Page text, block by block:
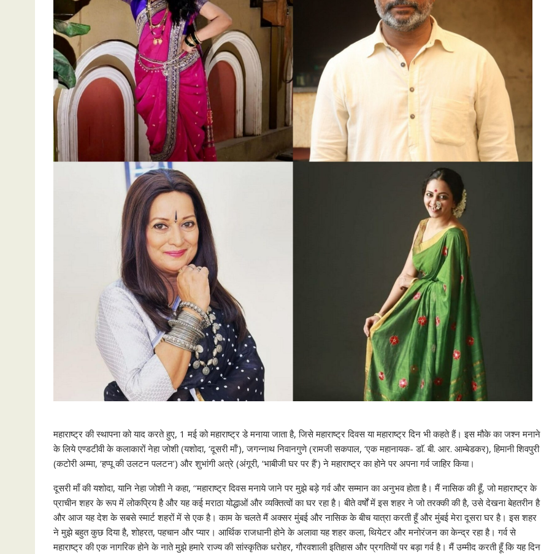
महाराष्ट्र की स्थापना को याद करते हुए, 1 मई को महाराष्ट्र डे मनाया जाता है, जिसे महाराष्ट्र दिवस या महाराष्ट्र दिन भी कहते हैं। इस मौके का जश्न मनाने
के लिये एण्डटीवी के कलाकारों नेहा जोशी (यशोदा, ‘दूसरी माँ’), जगन्नाथ निवानगुणे (रामजी सकपाल, ‘एक महानायक- डाॅ. बी. आर. आम्बेडकर), हिमानी शिवपुरी
(कटोरी अम्मा, ‘हप्पू की उलटन पलटन’) और शुभांगी अत्रे (अंगूरी, ‘भाबीजी घर पर हैं’) ने महाराष्ट्र का होने पर अपना गर्व जाहिर किया।
दूसरी माँ की यशोदा, यानि नेहा जोशी ने कहा, ‘‘महाराष्ट्र दिवस मनाये जाने पर मुझे बड़े गर्व और सम्मान का अनुभव होता है। मैं नासिक की हूँ, जो महाराष्ट्र के
प्राचीन शहर के रूप में लोकप्रिय है और यह कई मराठा योद्धाओं और व्यक्तित्वों का घर रहा है। बीते वर्षों में इस शहर ने जो तरक्की की है, उसे देखना बेहतरीन है
और आज यह देश के सबसे स्मार्ट शहरों में से एक है। काम के चलते मैं अक्सर मुंबई और नासिक के बीच यात्रा करती हूँ और मुंबई मेरा दूसरा घर है। इस शहर
ने मुझे बहुत कुछ दिया है, शोहरत, पहचान और प्यार। आर्थिक राजधानी होने के अलावा यह शहर कला, थियेटर और मनोरंजन का केन्द्र रहा है। गर्व से
महाराष्ट्र की एक नागरिक होने के नाते मुझे हमारे राज्य की सांस्कृतिक धरोहर, गौरवशाली इतिहास और प्रगतियों पर बड़ा गर्व है। मैं उम्मीद करती हूँ कि यह दिन